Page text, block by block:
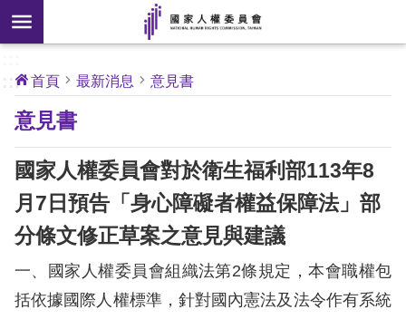
前往主要內容區塊
搜
尋
開
新
]
核
心
人
權
公
約
關
於
本
會
:::
首頁 最新消息 意見書
意見書
國家人權委員會對於衛生福利部113年8
月7日預告「身心障礙者權益保障法」部
分條文修正草案之意見與建議
一、國家人權委員會組織法第2條規定，本會職權包
括依據國際人權標準，針對國內憲法及法令作有系統